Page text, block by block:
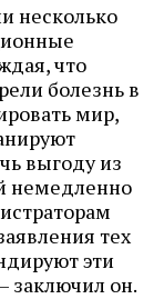
несколько
что
болезнь в
мир,
выгоду из
немедленно
тех
эти
заключил он.